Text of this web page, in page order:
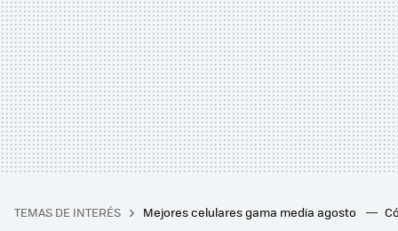
TEMAS DE INTERÉS Mejores celulares gama media agosto